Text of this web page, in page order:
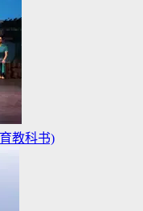
教科书)